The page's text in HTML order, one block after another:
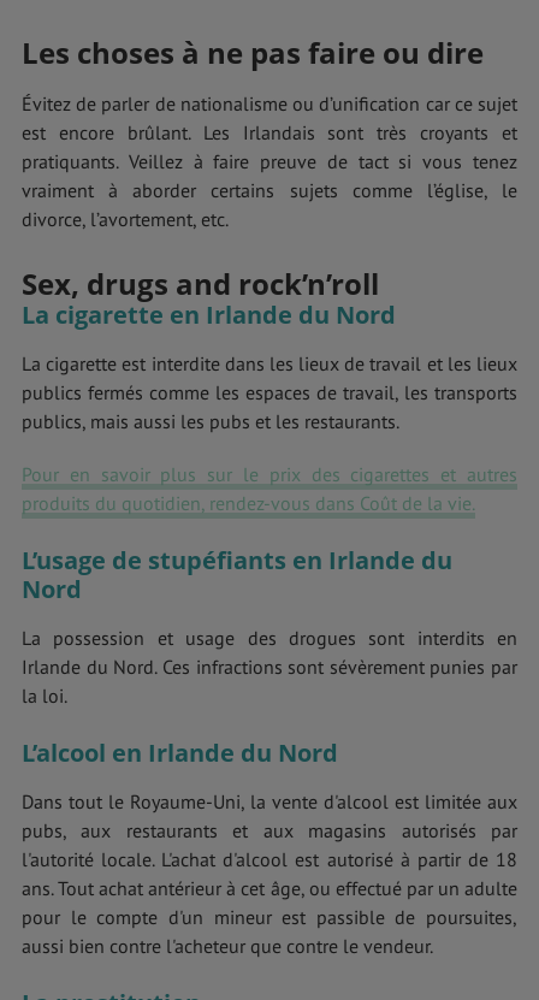
Les choses à ne pas faire ou dire
Évitez de parler de nationalisme ou d’unification car ce sujet
est encore brûlant. Les Irlandais sont très croyants et
pratiquants. Veillez à faire preuve de tact si vous tenez
vraiment à aborder certains sujets comme l’église, le
divorce, l’avortement, etc.
Sex, drugs and rock’n’roll
La cigarette en Irlande du Nord
La cigarette est interdite dans les lieux de travail et les lieux
publics fermés comme les espaces de travail, les transports
publics, mais aussi les pubs et les restaurants.
Pour en savoir plus sur le prix des cigarettes et autres
produits du quotidien, rendez-vous dans Coût de la vie.
L’usage de stupéfiants en Irlande du
Nord
La possession et usage des drogues sont interdits en
Irlande du Nord. Ces infractions sont sévèrement punies par
la loi.
L’alcool en Irlande du Nord
Dans tout le Royaume-Uni, la vente d'alcool est limitée aux
pubs, aux restaurants et aux magasins autorisés par
l'autorité locale. L'achat d'alcool est autorisé à partir de 18
ans. Tout achat antérieur à cet âge, ou effectué par un adulte
pour le compte d'un mineur est passible de poursuites,
aussi bien contre l'acheteur que contre le vendeur.